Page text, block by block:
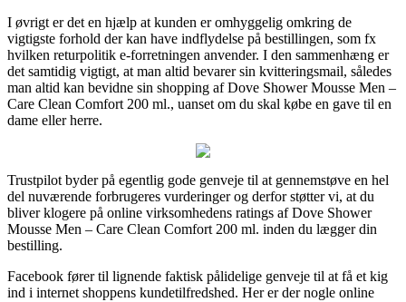
I øvrigt er det en hjælp at kunden er omhyggelig omkring de
vigtigste forhold der kan have indflydelse på bestillingen, som fx
hvilken returpolitik e-forretningen anvender. I den sammenhæng er
det samtidig vigtigt, at man altid bevarer sin kvitteringsmail, således
man altid kan bevidne sin shopping af Dove Shower Mousse Men –
Care Clean Comfort 200 ml., uanset om du skal købe en gave til en
dame eller herre.
Trustpilot byder på egentlig gode genveje til at gennemstøve en hel
del nuværende forbrugeres vurderinger og derfor støtter vi, at du
bliver klogere på online virksomhedens ratings af Dove Shower
Mousse Men – Care Clean Comfort 200 ml. inden du lægger din
bestilling.
Facebook fører til lignende faktisk pålidelige genveje til at få et kig
ind i internet shoppens kundetilfredshed. Her er der nogle online